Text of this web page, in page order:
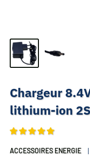
Chargeur
lithium-ion
ACCESSOIRES ENERGIE